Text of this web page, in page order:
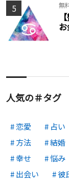
5 無
人気の＃タグ
恋愛 占い
方法
結婚
幸せ
悩み
出会い
彼